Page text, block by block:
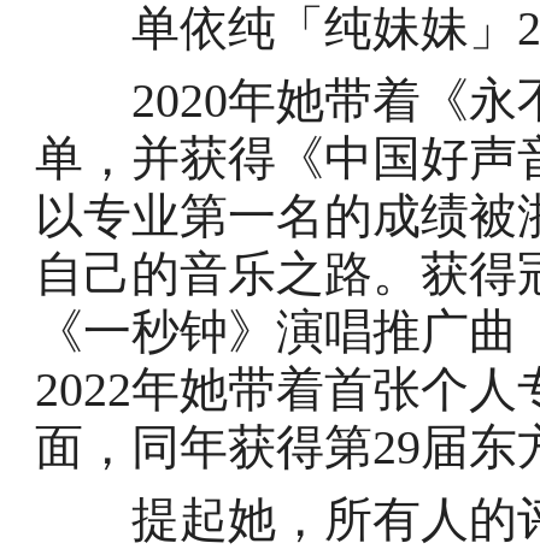
单依纯「纯妹妹」
2020年她带着《永
单，并获得《中国好声
以专业第一名的成绩
自己的音乐之路。获
《一秒钟》演唱推广
2022年她带着首张个
面，同年获得第29届东
提起她，所有人的